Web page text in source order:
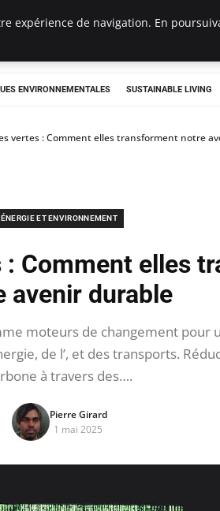
ENVIRONNEMENTALES SUSTAINABLE LIVING
vertes : Comment elles transforment notre
ÉNERGIE ET ENVIRONNEMENT
Comment elles
avenir durable
moteurs de changement pour
de l’, et des transports.
à travers des….
Pierre Girard
1 mai 2025
expérience de navigation. En